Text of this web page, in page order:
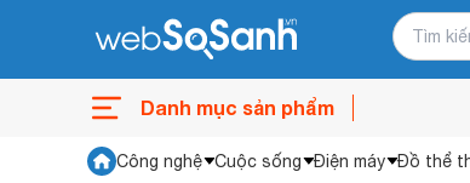
Danh mục sản phẩm
Công nghệ Cuộc sống Điện máy Đồ thể